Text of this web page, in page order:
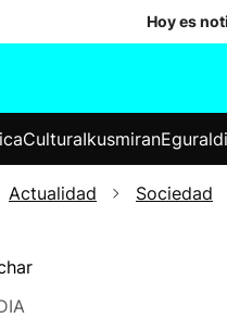
Hoy es
Elecciones
CulturaIkusmiran
Actualidad Sociedad